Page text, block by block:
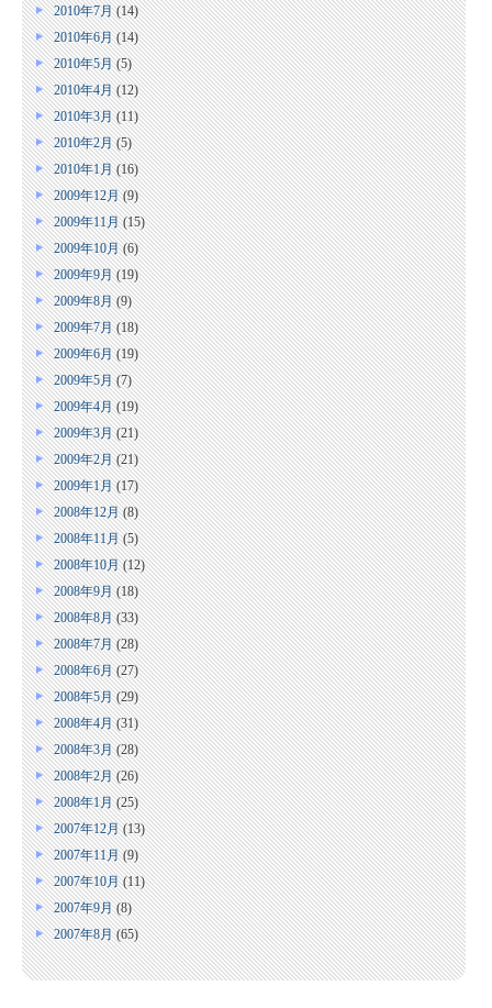
2010年7月(14)
2010年6月(14)
2010年5月(5)
2010年4月(12)
2010年3月(11)
2010年2月(5)
2010年1月(16)
2009年12月(9)
2009年11月(15)
2009年10月(6)
2009年9月(19)
2009年8月(9)
2009年7月(18)
2009年6月(19)
2009年5月(7)
2009年4月(19)
2009年3月(21)
2009年2月(21)
2009年1月(17)
2008年12月(8)
2008年11月(5)
2008年10月(12)
2008年9月(18)
2008年8月(33)
2008年7月(28)
2008年6月(27)
2008年5月(29)
2008年4月(31)
2008年3月(28)
2008年2月(26)
2008年1月(25)
2007年12月(13)
2007年11月(9)
2007年10月(11)
2007年9月(8)
2007年8月(65)